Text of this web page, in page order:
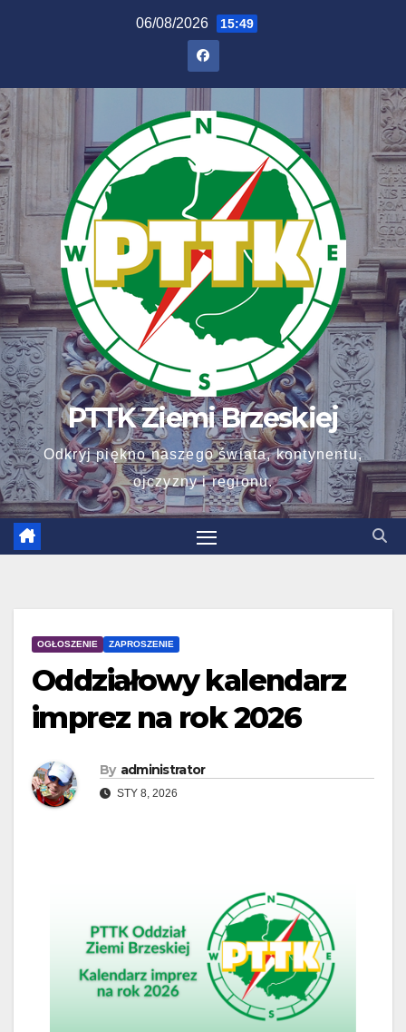
06/08/2026 15:49
PTTK Ziemi Brzeskiej
Odkryj piękno naszego świata, kontynentu,
ojczyzny i regionu.
OGŁOSZENIE ZAPROSZENIE
Oddziałowy kalendarz
imprez na rok 2026
By administrator
STY 8, 2026